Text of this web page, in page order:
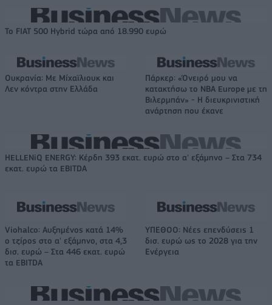
Το FIAT 500 Hybrid τώρα από 18.990 ευρώ
Ουκρανία: Με Μίχαϊλιουκ και
Λεν κόντρα στην Ελλάδα
Πάρκερ: «Όνειρό μου να
κατακτήσω το ΝΒΑ Europe με τη
Βιλερμπάν» - Η διευκρινιστική
ανάρτηση που έκανε
HELLENiQ ENERGY: Κέρδη 393 εκατ. ευρώ στο α' εξάμηνο – Στα 734
εκατ. ευρώ τα EBITDA
Viohalco: Αυξημένος κατά 14%
ο τζίρος στο α' εξάμηνο, στα 4,3
δισ. ευρώ – Στα 446 εκατ. ευρώ
τα EBITDA
ΥΠΕΘΟΟ: Νέες επενδύσεις 1
δισ. ευρώ ως το 2028 για την
Ενέργεια